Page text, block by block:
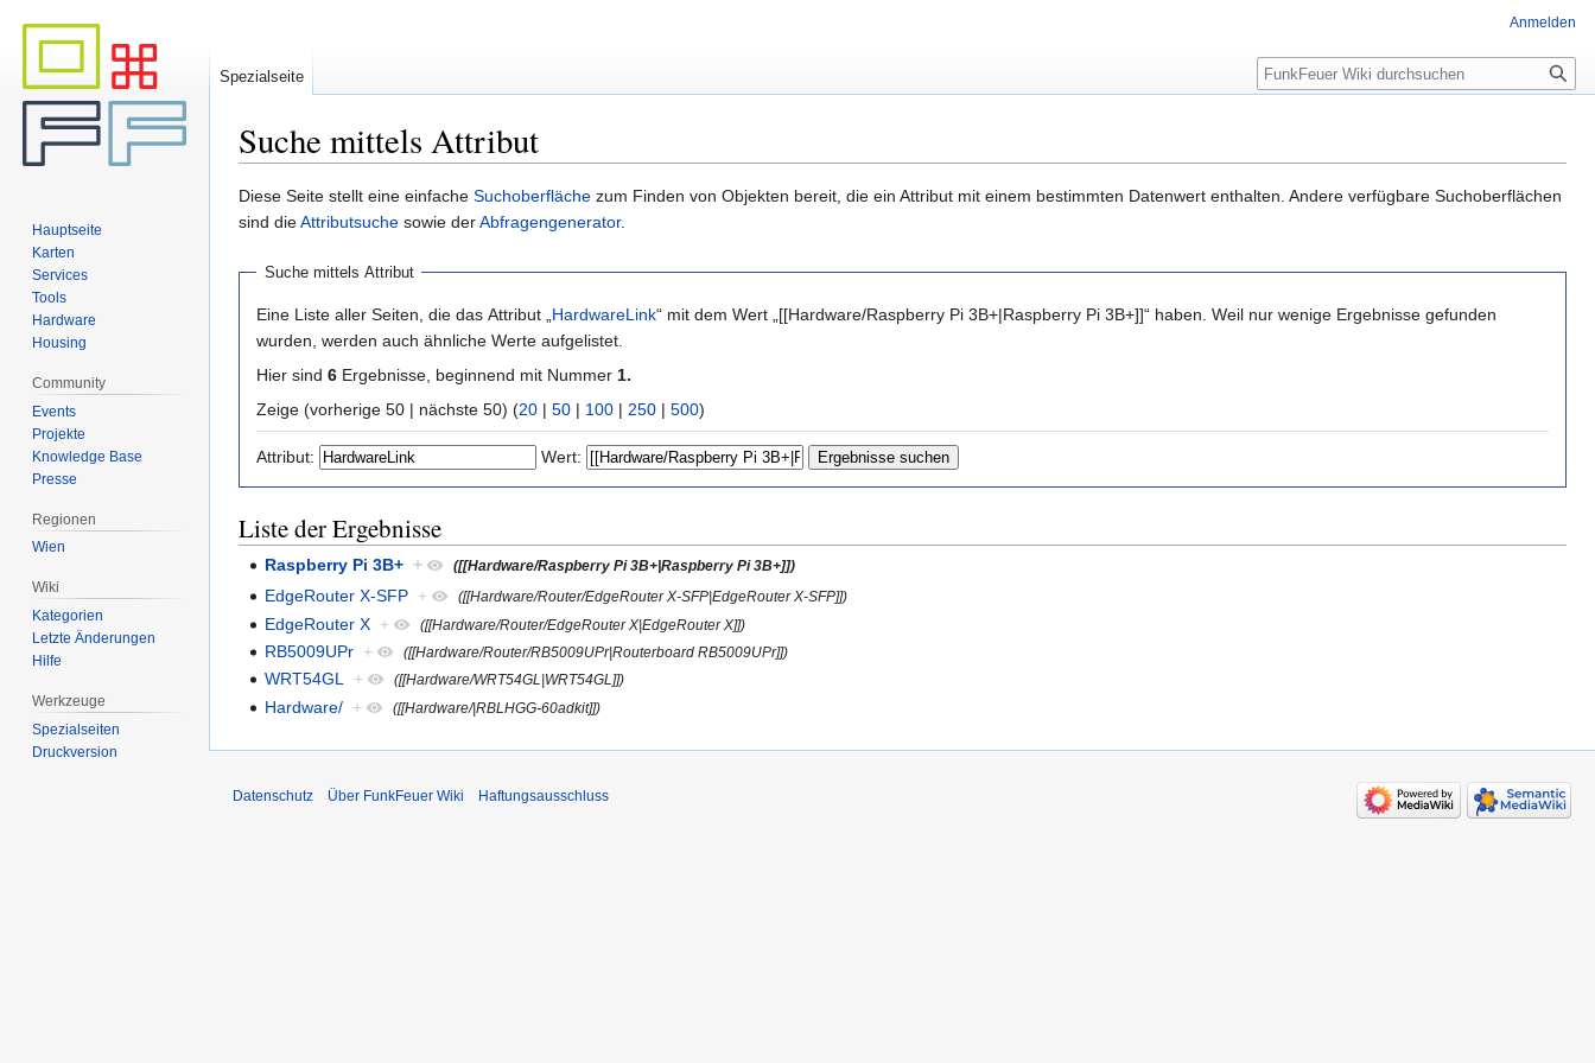
Suche mittels Attribut
Zur
Navigation
Zur
Suche
Diese Seite stellt eine einfache Suchoberfläche zum Finden von Objekten bereit, die ein Attribut mit einem bestimmten Datenwert enthalten. Andere verfügbare Suchoberflächen
sind dieAttributsuche sowie derAbfragengenerator.
Suche mittels Attribut
Eine Liste aller Seiten, die das Attribut „ HardwareLink“ mit dem Wert „[[Hardware/Raspberry Pi 3B+|Raspberry Pi 3B+]]“ haben. Weil nur wenige Ergebnisse gefunden
wurden, werden auch ähnliche Werte aufgelistet.
Hier sind 6 Ergebnisse, beginnend mit Nummer 1.
Zeige (vorherige 50 | nächste 50) (20 | 50 | 100 | 250 | 500)
Attribut: Wert:
Liste der Ergebnisse
Raspberry Pi 3B+ + ([[Hardware/Raspberry Pi 3B+|Raspberry Pi 3B+]])
EdgeRouter X-SFP + ([[Hardware/Router/EdgeRouter X-SFP|EdgeRouter X-SFP]])
EdgeRouter X + ([[Hardware/Router/EdgeRouter X|EdgeRouter X]])
RB5009UPr + ([[Hardware/Router/RB5009UPr|Routerboard RB5009UPr]])
WRT54GL + ([[Hardware/WRT54GL|WRT54GL]])
Hardware/ + ([[Hardware/|RBLHGG-60adkit]])
Anmelden
Spezialseite
Suche
Hauptseite
Karten
Services
Tools
Hardware
Housing
Community
Events
Projekte
Knowledge Base
Presse
Regionen
Wien
Wiki
Kategorien
Letzte Änderungen
Hilfe
Werkzeuge
Spezialseiten
Druckversion
Datenschutz Über FunkFeuer Wiki Haftungsausschluss